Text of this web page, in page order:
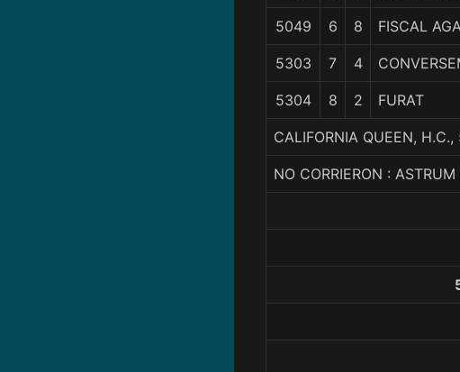
5049 6 8 FISCAL
5303 7 4
5304 8 2 FURAT
CALIFORNIA QUEEN,
NO CORRIERON : ASTRUM